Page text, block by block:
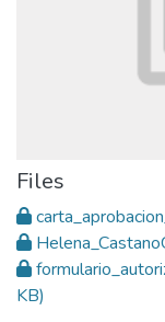
Files
KB)